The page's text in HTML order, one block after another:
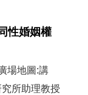
性婚姻權
場地圖:講
所助理教授